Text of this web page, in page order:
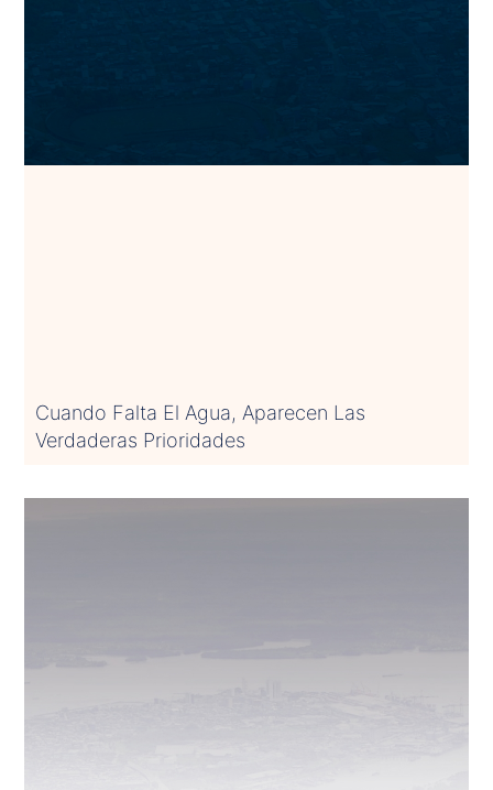
Cuando Falta El Agua, Aparecen Las
Verdaderas Prioridades